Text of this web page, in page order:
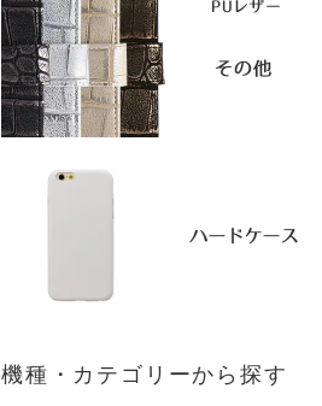
機種・カテゴリーから探す